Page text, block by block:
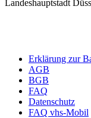
Landeshauptstadt
Erklärung zur
AGB
BGB
FAQ
Datenschutz
FAQ vhs-Mobil